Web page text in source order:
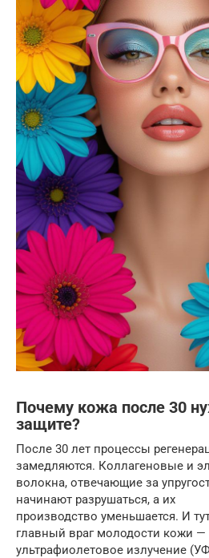
Почему кожа после 30
защите?
После 30 лет процессы
замедляются. Коллагеновые и
волокна, отвечающие за
начинают разрушаться, а их
производство уменьшается. И
главный враг молодости кожи —
ультрафиолетовое излучение